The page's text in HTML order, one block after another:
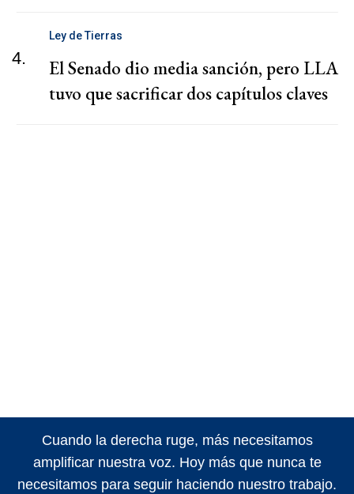
4.
Ley de Tierras
El Senado dio media sanción, pero LLA
tuvo que sacrificar dos capítulos claves
Cuando la derecha ruge, más necesitamos
amplificar nuestra voz. Hoy más que nunca te
necesitamos para seguir haciendo nuestro trabajo.